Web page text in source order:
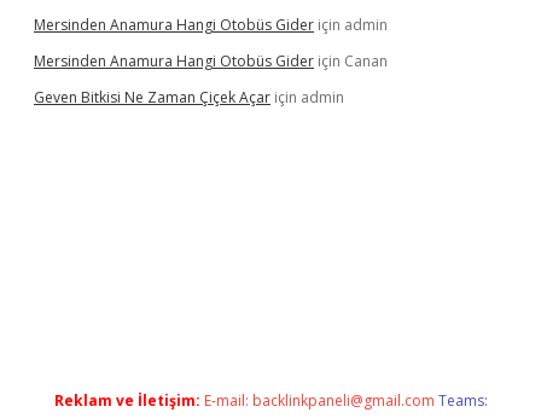
Mersinden Anamura Hangi Otobüs Gider için admin
Mersinden Anamura Hangi Otobüs Gider için Canan
Geven Bitkisi Ne Zaman Çiçek Açar için admin
Reklam ve İletişim: E-mail: backlinkpaneli@gmail.com Teams: